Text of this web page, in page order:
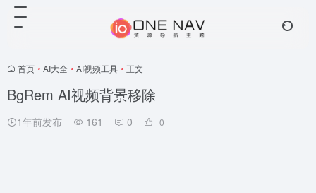
首页 • AI大全 • AI视频工具 • 正文
BgRem AI视频背景移除
1年前发布 161 0 0